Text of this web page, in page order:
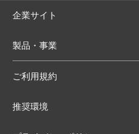
企業サイト
製品・事業
ご利用規約
推奨環境